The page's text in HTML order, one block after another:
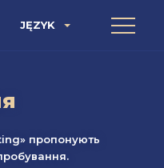
JĘZYK
пропонують